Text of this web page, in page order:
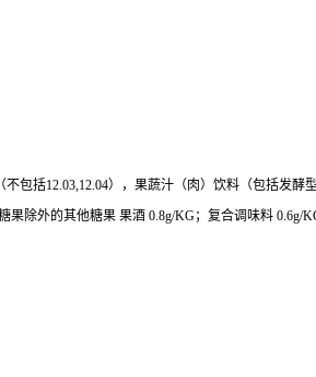
包括12.03,12.04），果蔬汁（肉）饮料（包括发酵
除外的其他糖果 果酒 0.8g/KG；复合调味料 0.6g/